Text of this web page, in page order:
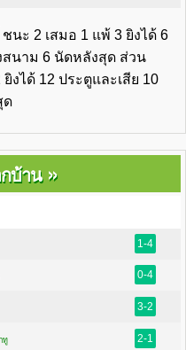
ชนะ 2 เสมอ 1 แพ้ 3 ยิงได้ 6
สนาม 6 นัดหลังสุด ส่วน
งได้ 12 ประตูและเสีย 10
ด
บ้าน»
1-4
0-4
3-2
ทู 2-1